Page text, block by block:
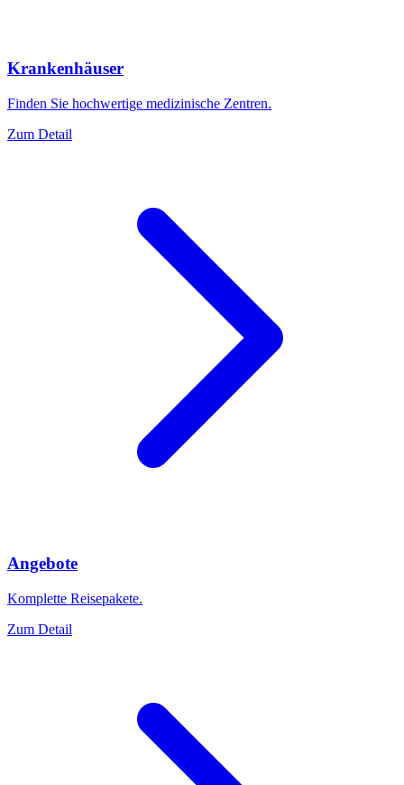
Krankenhäuser
Finden Sie hochwertige medizinische Zentren.
Zum Detail
Angebote
Komplette Reisepakete.
Zum Detail